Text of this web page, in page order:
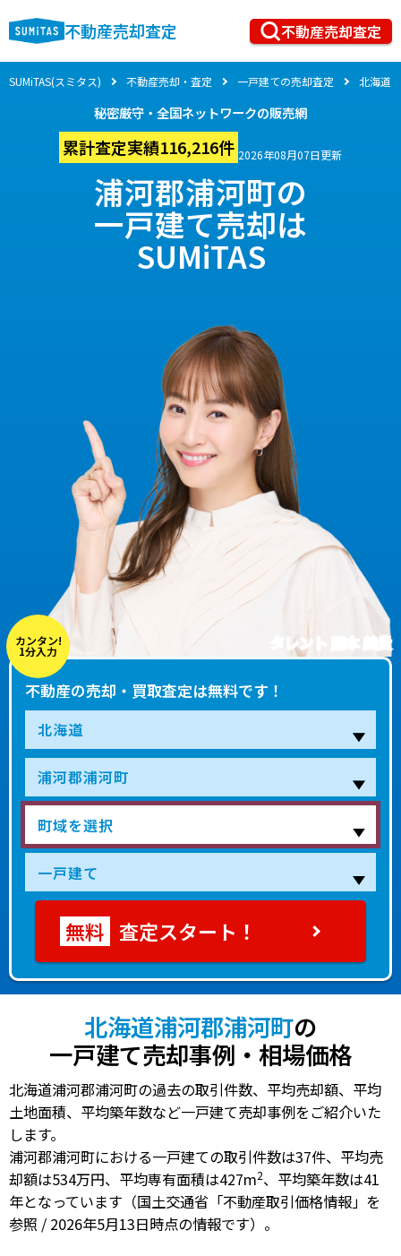
不動産売却査定 不動産売却査定
SUMiTAS(スミタス) 不動産売却・査定 一戸建ての売却査定 北海道
秘密厳守・全国ネットワークの販売網
累計査定実績116,216件 2026年08月07日更新
浦河郡浦河町の
一戸建て売却は
SUMiTAS
タレント 藤本 美貴
カンタン!
1分入力
不動産の売却・買取査定は無料です！
査定スタート！
北海道浦河郡浦河町の
一戸建て売却事例・相場価格
北海道浦河郡浦河町の過去の取引件数、平均売却額、平均
土地面積、平均築年数など一戸建て売却事例をご紹介いた
します。
浦河郡浦河町における一戸建ての取引件数は37件、 平均売
却額は534万円、 平均専有面積は427m2、 平均築年数は41
年となっています（国土交通省「不動産取引価格情報」を
参照 / 2026年5月13日時点の情報です）。